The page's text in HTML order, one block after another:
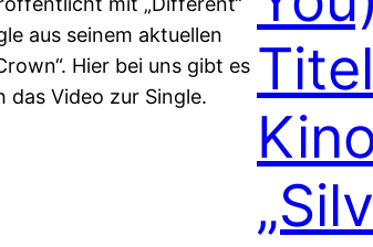
aus seinem aktuellen
Hier bei uns gibt es
das Video zur Single.